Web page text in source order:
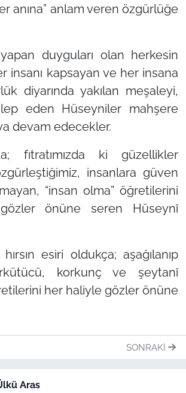
anına” anlam veren özgürlüğe
duyguları olan herkesin
insanı kapsayan ve her insana
diyarında yakılan meşaleyi,
eden Hüseyniler mahşere
devam edecekler.
fıtratımızda ki güzellikler
insanlara güven
“insan olma” öğretilerini
önüne seren Hüseynî
esiri oldukça; aşağılanıp
korkunç ve şeytanî
her haliyle gözler önüne
SONRAKI
Aras